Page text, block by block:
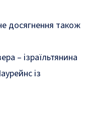
досягнення також
– ізраїльтянина
із